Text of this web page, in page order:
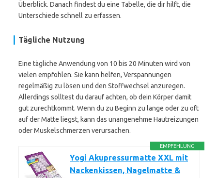
Überblick. Danach findest du eine Tabelle, die dir hilft, die
Unterschiede schnell zu erfassen.
Tägliche Nutzung
Eine tägliche Anwendung von 10 bis 20 Minuten wird von
vielen empfohlen. Sie kann helfen, Verspannungen
regelmäßig zu lösen und den Stoffwechsel anzuregen.
Allerdings solltest du darauf achten, ob dein Körper damit
gut zurechtkommt. Wenn du zu Beginn zu lange oder zu oft
auf der Matte liegst, kann das unangenehme Hautreizungen
oder Muskelschmerzen verursachen.
EMPFEHLUNG
Yogi Akupressurmatte XXL mit
Nackenkissen, Nagelmatte &